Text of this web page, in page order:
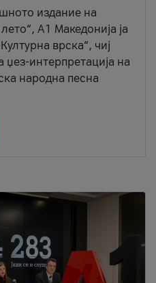
издание на
А1 Македонија ја
врска“, чиј
џез-интерпретација на
народна песна